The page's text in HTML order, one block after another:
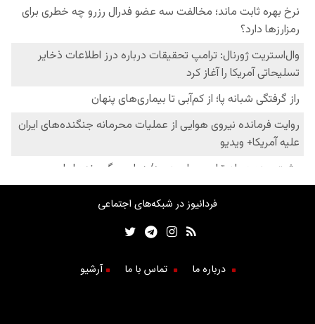
فردانیوز در شبکه‌های اجتماعی
درباره ما تماس با ما آرشیو